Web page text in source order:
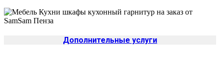
Дополнительные услуги